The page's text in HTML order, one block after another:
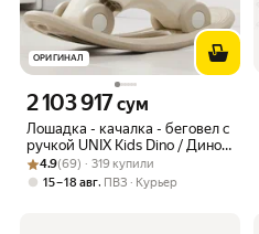
ОРИГИНАЛ
Лошадка - качалка - беговел с
ручкой UNIX Kids Dino / Дино
для детей, для дома и улицы,
90х85х34 см, бежевый
Цена 2103917 сум вместо
2 103 917сум
Рейтинг товара: 4.9 из 5
Оценок: (69) · 319 купили
4.9(69) · 319 купили
15 – 18 авг, ПВЗ Курьер